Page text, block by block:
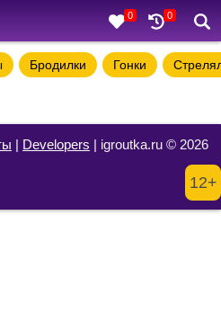
0 0
Бродилки Гонки
| Developers | igroutka.ru © 2026
12+